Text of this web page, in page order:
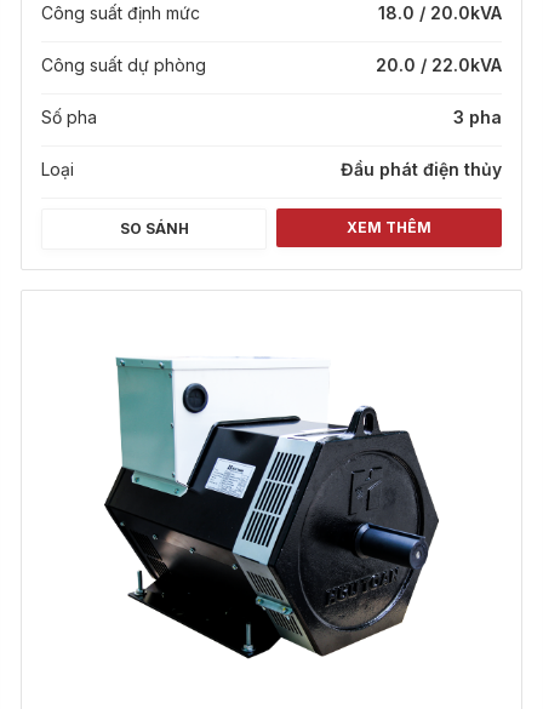
Công suất định mức 18.0 / 20.0kVA
Công suất dự phòng 20.0 / 22.0kVA
Số pha 3 pha
Loại Đầu phát điện thủy
SO SÁNH XEM THÊM